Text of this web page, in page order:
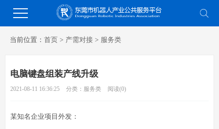
当前位置： 首页 > 产需对接 > 服务类
电脑键盘​‬‬组装产线升级
2021-08-11 16:36:25 分类：服务类 阅读(0)
某知名企业项目外发：